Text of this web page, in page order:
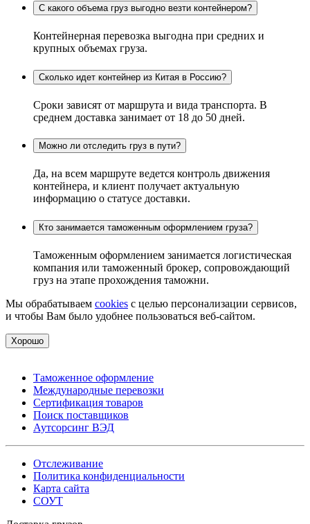
С какого объема груз выгодно везти контейнером?
Контейнерная перевозка выгодна при средних и
крупных объемах груза.
Сколько идет контейнер из Китая в Россию?
Сроки зависят от маршрута и вида транспорта. В
среднем доставка занимает от 18 до 50 дней.
Можно ли отследить груз в пути?
Да, на всем маршруте ведется контроль движения
контейнера, и клиент получает актуальную
информацию о статусе доставки.
Кто занимается таможенным оформлением груза?
Таможенным оформлением занимается логистическая
компания или таможенный брокер, сопровождающий
груз на этапе прохождения таможни.
Мы обрабатываем cookies с целью персонализации сервисов,
и чтобы Вам было удобнее пользоваться веб-сайтом.
Хорошо
Таможенное оформление
Международные перевозки
Сертификация товаров
Поиск поставщиков
Аутсорсинг ВЭД
Отслеживание
Политика конфиденциальности
Карта сайта
СОУТ